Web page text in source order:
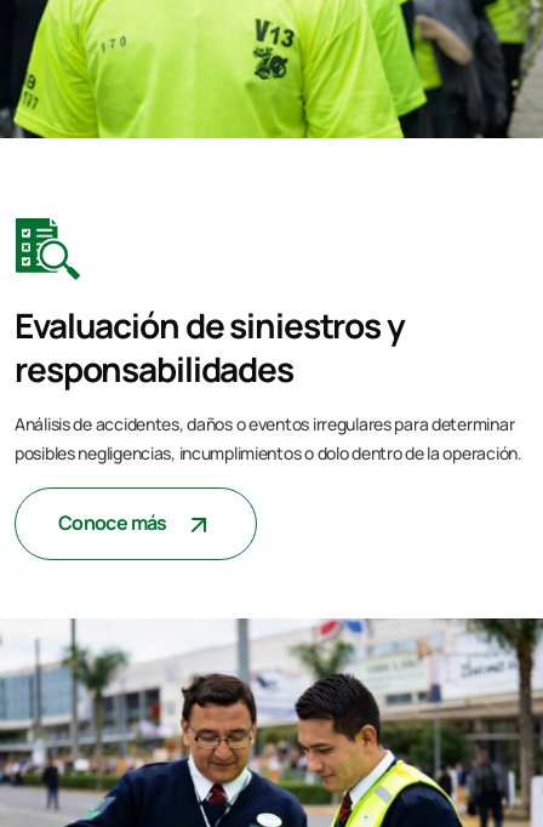
Evaluación de siniestros y
responsabilidades
Análisis de accidentes, daños o eventos irregulares para determinar
posibles negligencias, incumplimientos o dolo dentro de la operación.
Conoce más